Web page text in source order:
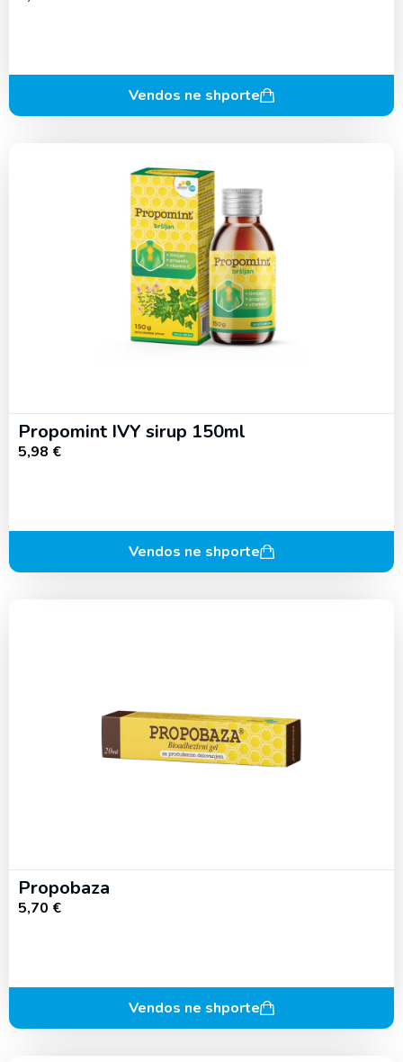
Vendos ne shporte
Propomint IVY sirup 150ml
5,98 €
Vendos ne shporte
Propobaza
5,70 €
Vendos ne shporte